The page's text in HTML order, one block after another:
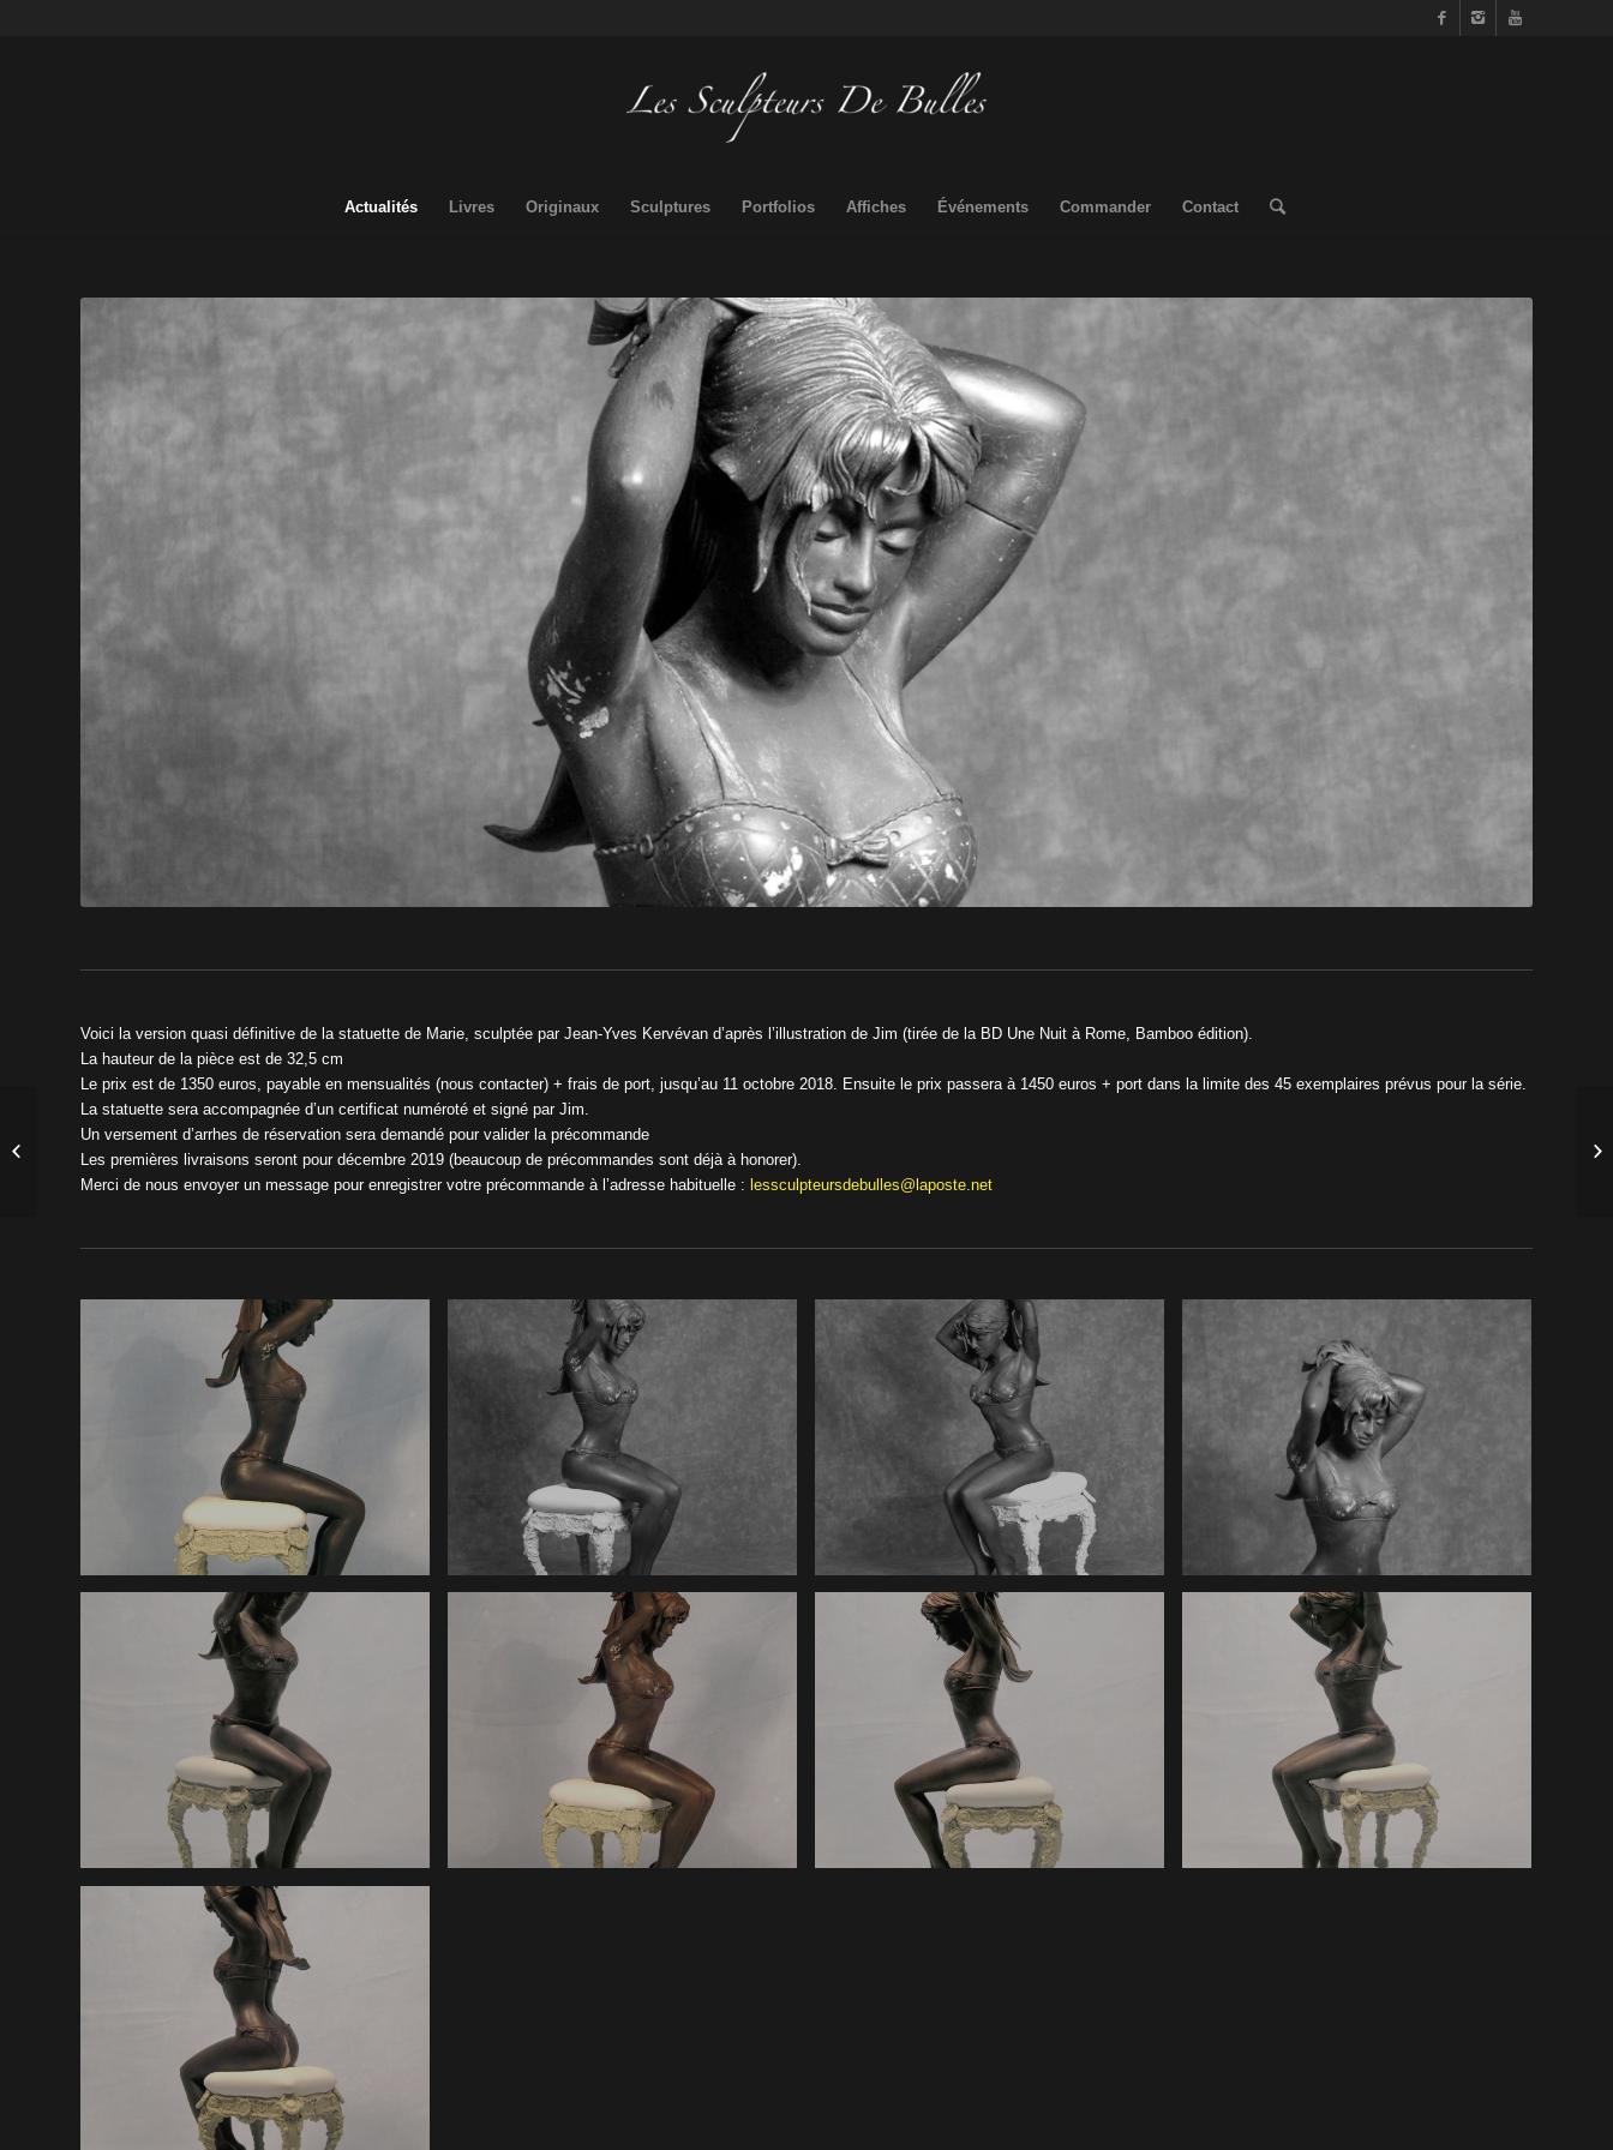
Actualités Livres Originaux Sculptures Portfolios Affiches Événements Commander Contact
Voici la version quasi définitive de la statuette de Marie, sculptée par Jean-Yves Kervévan d’après l’illustration de Jim (tirée de la BD Une Nuit à Rome, Bamboo édition).
La hauteur de la pièce est de 32,5 cm
Le prix est de 1350 euros, payable en mensualités (nous contacter) + frais de port, jusqu’au 11 octobre 2018. Ensuite le prix passera à 1450 euros + port dans la limite des 45 exemplaires prévus pour la série.
La statuette sera accompagnée d’un certificat numéroté et signé par Jim.
Un versement d’arrhes de réservation sera demandé pour valider la précommande
Les premières livraisons seront pour décembre 2019 (beaucoup de précommandes sont déjà à honorer).
Merci de nous envoyer un message pour enregistrer votre précommande à l’adresse habituelle : lessculpteursdebulles@laposte.net
50 tirages de tête
Liaisons Dangereuses
Prélimianaires tome I
dédicacés...